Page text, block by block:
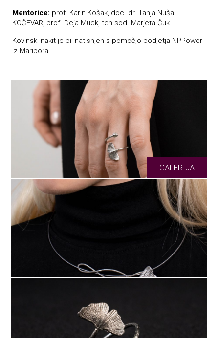
Mentorice: prof. Karin Košak, doc. dr. Tanja Nuša
KOČEVAR, prof. Deja Muck, teh.sod. Marjeta Čuk
Kovinski nakit je bil natisnjen s pomočjo podjetja NPPower
iz Maribora.
GALERIJA